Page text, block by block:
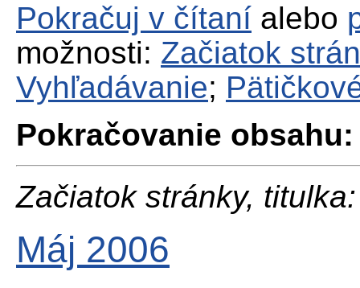
Pokračuj v čítaní alebo
možnosti: Začiatok
Vyhľadávanie;
Pokračovanie obsahu:
Začiatok stránky, titulka:
Máj 2006